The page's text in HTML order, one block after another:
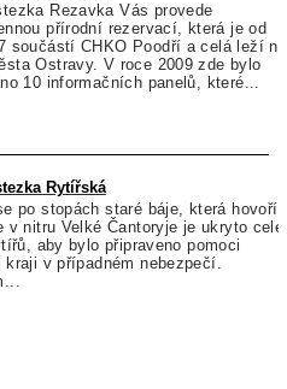
Rezavka Vás provede
přírodní rezervací, která je od
součástí CHKO Poodří a celá leží na
Ostravy. V roce 2009 zde bylo
10 informačních panelů, které...
Rytířská
po stopách staré báje, která hovoří
v nitru Velké Čantoryje je ukryto celé
aby bylo připraveno pomoci
v případném nebezpečí.